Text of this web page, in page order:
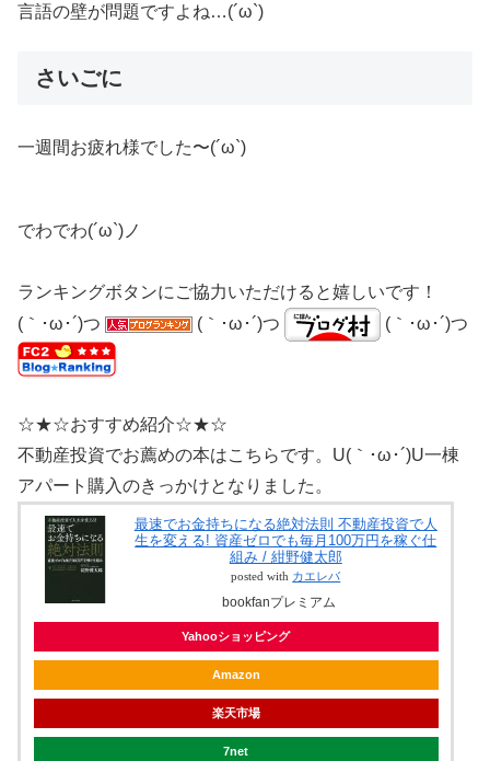
言語の壁が問題ですよね…(´ω`)
さいごに
一週間お疲れ様でした〜(´ω`)
でわでわ(´ω`)ノ
ランキングボタンにご協力いただけると嬉しいです！
(｀･ω･´)つ
(｀･ω･´)つ (｀･ω･´)つ
☆★☆おすすめ紹介☆★☆
不動産投資でお薦めの本はこちらです。U(｀･ω･´)U一棟
アパート購入のきっかけとなりました。
最速でお金持ちになる絶対法則 不動産投資で人
生を変える! 資産ゼロでも毎月100万円を稼ぐ仕
組み / 紺野健太郎
posted with カエレバ
bookfanプレミアム
Yahooショッピング
Amazon
楽天市場
7net